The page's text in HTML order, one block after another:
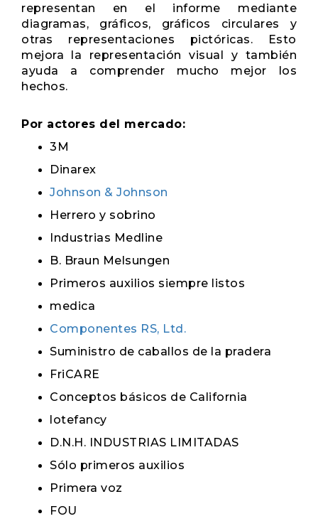
representan en el informe mediante
diagramas, gráficos, gráficos circulares y
otras representaciones pictóricas. Esto
mejora la representación visual y también
ayuda a comprender mucho mejor los
hechos.
Por actores del mercado:
3M
Dinarex
Johnson & Johnson
Herrero y sobrino
Industrias Medline
B. Braun Melsungen
Primeros auxilios siempre listos
medica
Componentes RS, Ltd.
Suministro de caballos de la pradera
FriCARE
Conceptos básicos de California
lotefancy
D.N.H. INDUSTRIAS LIMITADAS
Sólo primeros auxilios
Primera voz
FOU